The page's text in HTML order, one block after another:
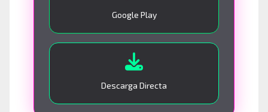
Google Play
Descarga Directa